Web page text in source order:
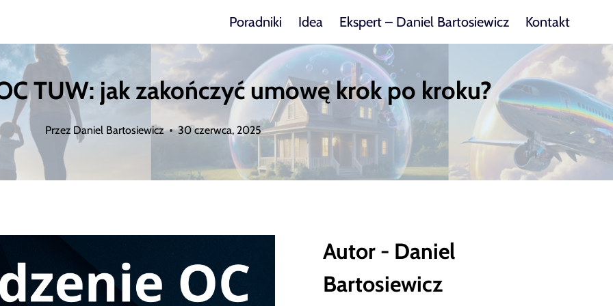
Poradniki Idea Ekspert – Daniel Bartosiewicz Kontakt
TUW: jak zakończyć umowę krok po kroku?
Przez Daniel Bartosiewicz 30 czerwca, 2025
Autor - Daniel
Bartosiewicz